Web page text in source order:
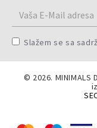
Slažem se sa
© 2026.